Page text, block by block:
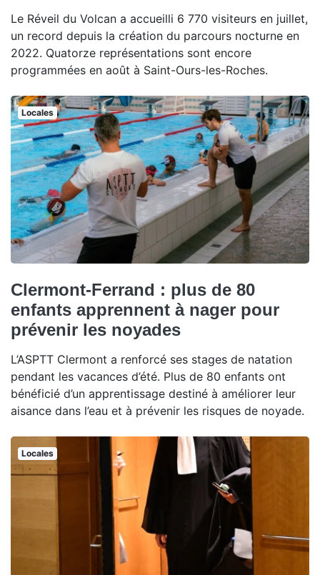
Le Réveil du Volcan a accueilli 6 770 visiteurs en juillet,
un record depuis la création du parcours nocturne en
2022. Quatorze représentations sont encore
programmées en août à Saint-Ours-les-Roches.
Locales
Clermont-Ferrand : plus de 80
enfants apprennent à nager pour
prévenir les noyades
L’ASPTT Clermont a renforcé ses stages de natation
pendant les vacances d’été. Plus de 80 enfants ont
bénéficié d’un apprentissage destiné à améliorer leur
aisance dans l’eau et à prévenir les risques de noyade.
Locales